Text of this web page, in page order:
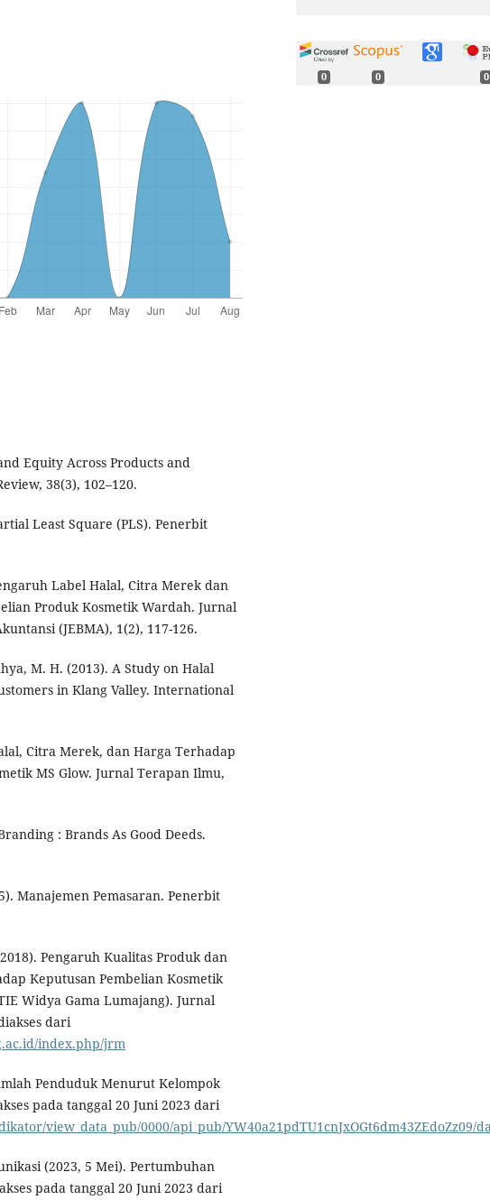
Equity Across Products and
38(3), 102–120.
Least Square (PLS). Penerbit
Label Halal, Citra Merek dan
Produk Kosmetik Wardah. Jurnal
(JEBMA), 1(2), 117-126.
M. H. (2013). A Study on Halal
in Klang Valley. International
Citra Merek, dan Harga Terhadap
MS Glow. Jurnal Terapan Ilmu,
: Brands As Good Deeds.
Manajemen Pemasaran. Penerbit
Pengaruh Kualitas Produk dan
Keputusan Pembelian Kosmetik
Widya Gama Lumajang). Jurnal
dari
index.php/jrm
Penduduk Menurut Kelompok
pada tanggal 20 Juni 2023 dari
view_data_pub/0000/api_pub/YW40a21pdTU1cnJxOGt6dm43ZEdoZz09/
(2023, 5 Mei). Pertumbuhan
pada tanggal 20 Juni 2023 dari
0 0 0